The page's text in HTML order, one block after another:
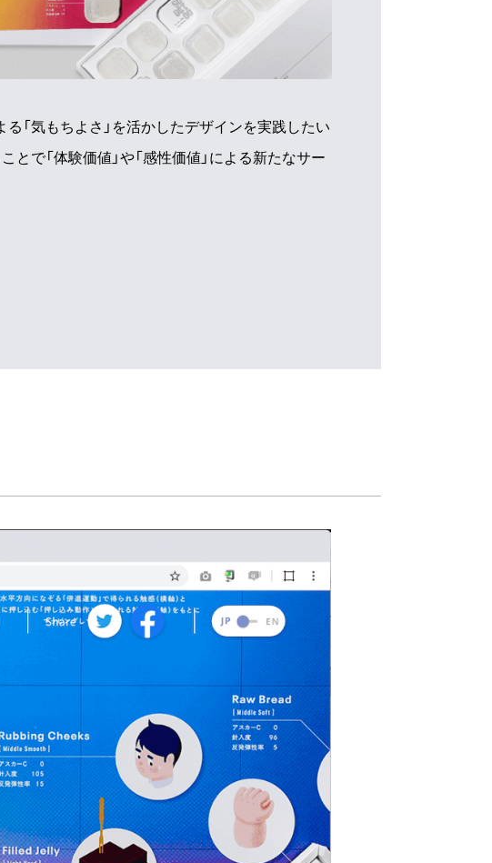
「気もちよさ」を活かしたデザインを実践したい
で「体験価値」や「感性価値」による新たなサー